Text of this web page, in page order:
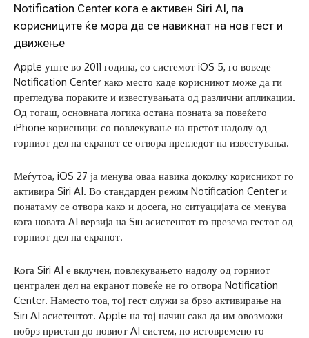
Notification Center кога е активен Siri AI, па
корисниците ќе мора да се навикнат на нов гест и
движење
Apple уште во 2011 година, со системот iOS 5, го воведе
Notification Center како место каде корисникот може да ги
прегледува пораките и известувањата од различни апликации.
Од тогаш, основната логика остана позната за повеќето
iPhone корисници: со повлекување на прстот надолу од
горниот дел на екранот се отвора прегледот на известувања.
Меѓутоа, iOS 27 ја менува оваа навика доколку корисникот го
активира Siri AI. Во стандарден режим Notification Center и
понатаму се отвора како и досега, но ситуацијата се менува
кога новата AI верзија на Siri асистентот го презема гестот од
горниот дел на екранот.
Кога Siri AI е вклучен, повлекувањето надолу од горниот
централен дел на екранот повеќе не го отвора Notification
Center. Наместо тоа, тој гест служи за брзо активирање на
Siri AI асистентот. Apple на тој начин сака да им овозможи
побрз пристап до новиот AI систем, но истовремено го